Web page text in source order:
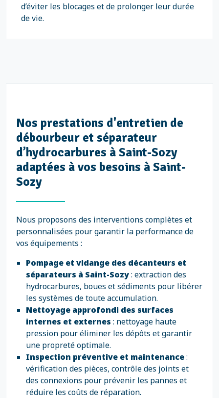
d’éviter les blocages et de prolonger leur durée
de vie.
Nos prestations d'entretien de
débourbeur et séparateur
d’hydrocarbures à Saint-Sozy
adaptées à vos besoins à Saint-
Sozy
Nous proposons des interventions complètes et
personnalisées pour garantir la performance de
vos équipements :
Pompage et vidange des décanteurs et
séparateurs à Saint-Sozy: extraction des
hydrocarbures, boues et sédiments pour libérer
les systèmes de toute accumulation.
Nettoyage approfondi des surfaces
internes et externes : nettoyage haute
pression pour éliminer les dépôts et garantir
une propreté optimale.
Inspection préventive et maintenance:
vérification des pièces, contrôle des joints et
des connexions pour prévenir les pannes et
réduire les coûts de réparation.